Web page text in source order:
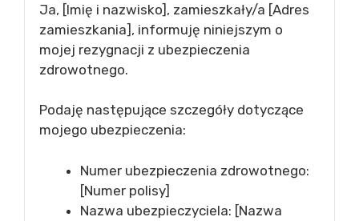
Ja, [Imię i nazwisko], zamieszkały/a [Adres
zamieszkania], informuję niniejszym o
mojej rezygnacji z ubezpieczenia
zdrowotnego.
Podaję następujące szczegóły dotyczące
mojego ubezpieczenia:
Numer ubezpieczenia zdrowotnego:
[Numer polisy]
Nazwa ubezpieczyciela: [Nazwa